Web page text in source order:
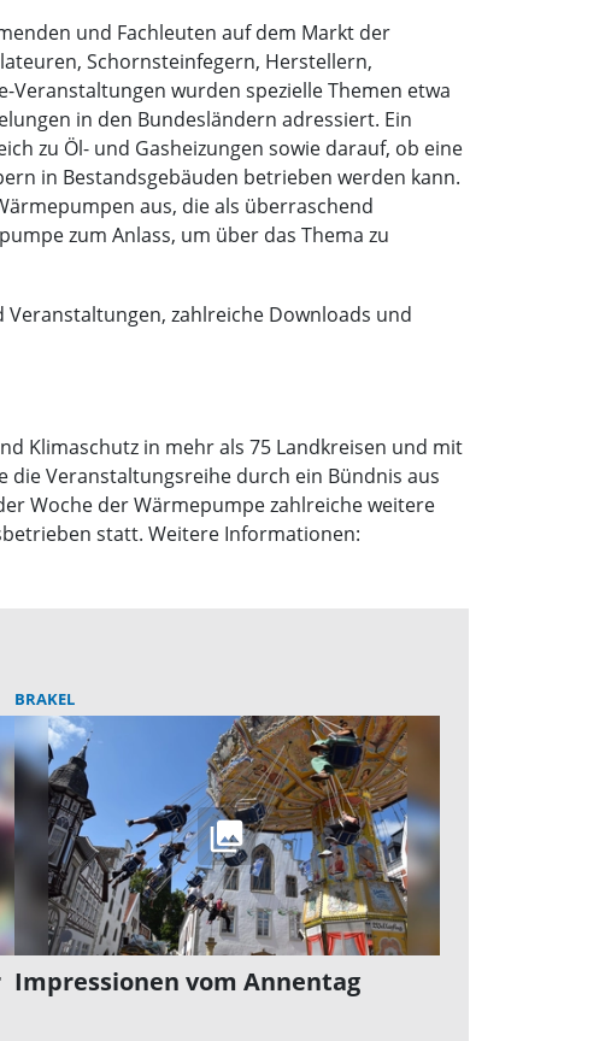
und Fachleuten auf dem Markt der
Schornsteinfegern, Herstellern,
Veranstaltungen wurden spezielle Themen etwa
in den Bundesländern adressiert. Ein
zu Öl- und Gasheizungen sowie darauf, ob eine
in Bestandsgebäuden betrieben werden kann.
aus, die als überraschend
zum Anlass, um über das Thema zu
zahlreiche Downloads und
Klimaschutz in mehr als 75 Landkreisen und mit
Veranstaltungsreihe durch ein Bündnis aus
Woche der Wärmepumpe zahlreiche weitere
statt. Weitere Informationen:
BRAKEL
Impressionen vom Annentag